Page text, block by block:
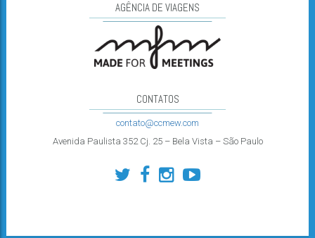
AGÊNCIA DE VIAGENS
CONTATOS
contato@ccmew.com
Avenida Paulista 352 Cj. 25 – Bela Vista – São Paulo